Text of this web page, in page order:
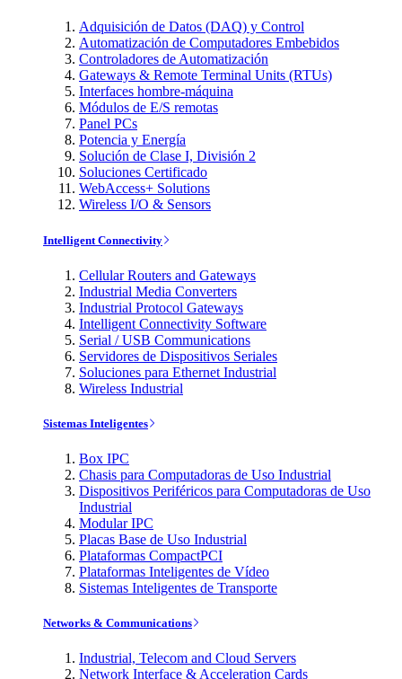
Adquisición de Datos (DAQ) y Control
Automatización de Computadores Embebidos
Controladores de Automatización
Gateways & Remote Terminal Units (RTUs)
Interfaces hombre-máquina
Módulos de E/S remotas
Panel PCs
Potencia y Energía
Solución de Clase I, División 2
Soluciones Certificado
WebAccess+ Solutions
Wireless I/O & Sensors
Intelligent Connectivity
Cellular Routers and Gateways
Industrial Media Converters
Industrial Protocol Gateways
Intelligent Connectivity Software
Serial / USB Communications
Servidores de Dispositivos Seriales
Soluciones para Ethernet Industrial
Wireless Industrial
Sistemas Inteligentes
Box IPC
Chasis para Computadoras de Uso Industrial
Dispositivos Periféricos para Computadoras de Uso
Industrial
Modular IPC
Placas Base de Uso Industrial
Plataformas CompactPCI
Plataformas Inteligentes de Vídeo
Sistemas Inteligentes de Transporte
Networks & Communications
Industrial, Telecom and Cloud Servers
Network Interface & Acceleration Cards